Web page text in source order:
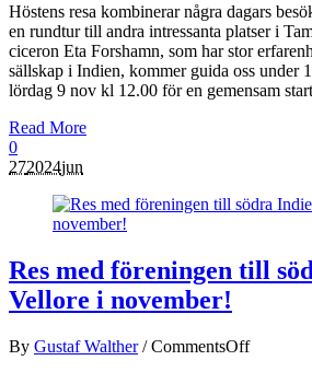
Höstens resa kombinerar några dagars
en rundtur till andra intressanta platser i
ciceron Eta Forshamn, som har stor
sällskap i Indien, kommer guida oss under
lördag 9 nov kl 12.00 för en gemensam
Read More
0
272024jun
Res med föreningen till
Vellore i november!
By Gustaf Walther / CommentsOff